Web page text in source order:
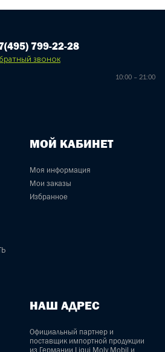
799-22-28
звонок
10:00 – 21:00
МОЙ КАБИНЕТ
Моя информация
Мои заказы
Избранное
НАШ АДРЕС
Официальный партнер и
поставщик импортной продукции
из Германии Liqui Moly Mobil и